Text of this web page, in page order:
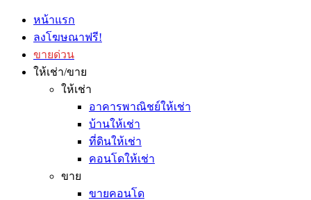
หน้าแรก
ลงโฆษณาฟรี!
ขายด่วน
ให้เช่า/ขาย
ให้เช่า
อาคารพาณิชย์ให้เช่า
บ้านให้เช่า
ที่ดินให้เช่า
คอนโดให้เช่า
ขาย
ขายคอนโด